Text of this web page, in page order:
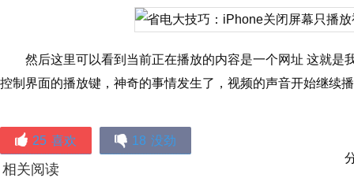
然后这里可以看到当前正在播放的内容是一个网址 这就是
控制界面的播放键，神奇的事情发生了，视频的声音开始继续
25 喜欢 18 没劲
相关阅读